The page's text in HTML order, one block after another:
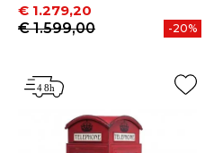
Prijs
€ 1.279,20
Normale prijs
€ 1.599,00
-20%